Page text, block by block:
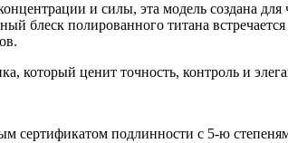
и силы, эта модель создана
блеск полированного титана
который ценит точность, контроль и
сертификатом подлинности с 5-ю